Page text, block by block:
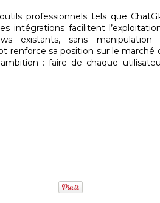
professionnels tels que
intégrations facilitent
existants, sans manipulation
renforce sa position sur le marché
: faire de chaque